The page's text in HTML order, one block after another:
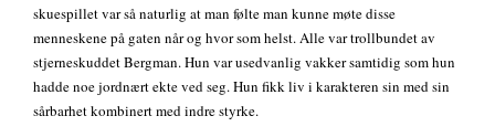
skuespillet var så naturlig at man følte man kunne møte disse
menneskene på gaten når og hvor som helst. Alle var trollbundet av
stjerneskuddet Bergman. Hun var usedvanlig vakker samtidig som hun
hadde noe jordnært ekte ved seg. Hun fikk liv i karakteren sin med sin
sårbarhet kombinert med indre styrke.